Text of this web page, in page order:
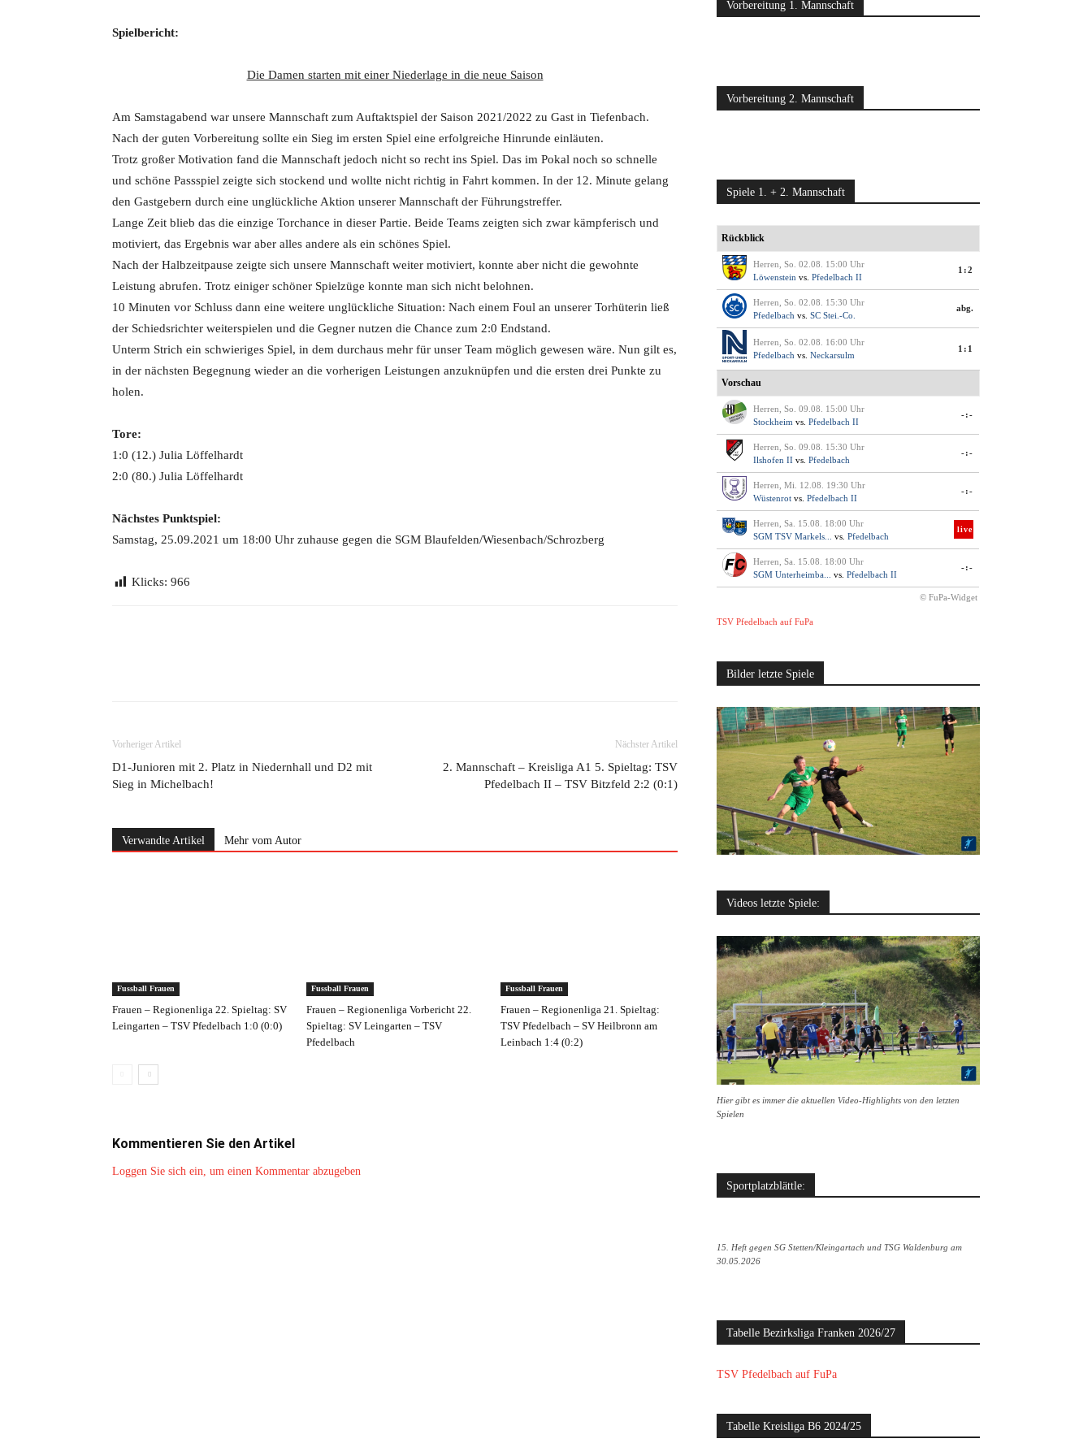
Spielbericht:
Die Damen starten mit einer Niederlage in die neue Saison
Am Samstagabend war unsere Mannschaft zum Auftaktspiel der Saison 2021/2022 zu Gast in Tiefenbach.
Nach der guten Vorbereitung sollte ein Sieg im ersten Spiel eine erfolgreiche Hinrunde einläuten.
Trotz großer Motivation fand die Mannschaft jedoch nicht so recht ins Spiel. Das im Pokal noch so schnelle
und schöne Passspiel zeigte sich stockend und wollte nicht richtig in Fahrt kommen. In der 12. Minute gelang
den Gastgebern durch eine unglückliche Aktion unserer Mannschaft der Führungstreffer.
Lange Zeit blieb das die einzige Torchance in dieser Partie. Beide Teams zeigten sich zwar kämpferisch und
motiviert, das Ergebnis war aber alles andere als ein schönes Spiel.
Nach der Halbzeitpause zeigte sich unsere Mannschaft weiter motiviert, konnte aber nicht die gewohnte
Leistung abrufen. Trotz einiger schöner Spielzüge konnte man sich nicht belohnen.
10 Minuten vor Schluss dann eine weitere unglückliche Situation: Nach einem Foul an unserer Torhüterin ließ
der Schiedsrichter weiterspielen und die Gegner nutzen die Chance zum 2:0 Endstand.
Unterm Strich ein schwieriges Spiel, in dem durchaus mehr für unser Team möglich gewesen wäre. Nun gilt es,
in der nächsten Begegnung wieder an die vorherigen Leistungen anzuknüpfen und die ersten drei Punkte zu
holen.
Tore:
1:0 (12.) Julia Löffelhardt
2:0 (80.) Julia Löffelhardt
Nächstes Punktspiel:
Samstag, 25.09.2021 um 18:00 Uhr zuhause gegen die SGM Blaufelden/Wiesenbach/Schrozberg
Klicks: 966
Vorheriger Artikel
D1-Junioren mit 2. Platz in Niedernhall und D2 mit
Sieg in Michelbach!
Nächster Artikel
2. Mannschaft – Kreisliga A1 5. Spieltag: TSV
Pfedelbach II – TSV Bitzfeld 2:2 (0:1)
Verwandte Artikel Mehr vom Autor
Fussball Frauen
Frauen – Regionenliga 22. Spieltag: SV
Leingarten – TSV Pfedelbach 1:0 (0:0)
Fussball Frauen
Frauen – Regionenliga Vorbericht 22.
Spieltag: SV Leingarten – TSV
Pfedelbach
Fussball Frauen
Frauen – Regionenliga 21. Spieltag:
TSV Pfedelbach – SV Heilbronn am
Leinbach 1:4 (0:2)
Kommentieren Sie den Artikel
Loggen Sie sich ein, um einen Kommentar abzugeben
Vorbereitung 1. Mannschaft
Vorbereitung 2. Mannschaft
Spiele 1. + 2. Mannschaft
Rückblick
Herren, So. 02.08. 15:00 Uhr
Löwenstein vs. Pfedelbach II
1:2
Herren, So. 02.08. 15:30 Uhr
Pfedelbach vs. SC Stei.-Co.
abg.
Herren, So. 02.08. 16:00 Uhr
Pfedelbach vs. Neckarsulm
1:1
Vorschau
Herren, So. 09.08. 15:00 Uhr
Stockheim vs. Pfedelbach II
-:-
Herren, So. 09.08. 15:30 Uhr
Ilshofen II vs. Pfedelbach
-:-
Herren, Mi. 12.08. 19:30 Uhr
Wüstenrot vs. Pfedelbach II
-:-
Herren, Sa. 15.08. 18:00 Uhr
SGM TSV Markels...
vs. Pfedelbach
live
Herren, Sa. 15.08. 18:00 Uhr
SGM Unterheimba...
vs. Pfedelbach II
-:-
© FuPa-Widget
TSV Pfedelbach auf FuPa
Bilder letzte Spiele
Videos letzte Spiele:
Hier gibt es immer die aktuellen Video-Highlights von den letzten
Spielen
Sportplatzblättle:
15. Heft gegen SG Stetten/Kleingartach und TSG Waldenburg am
30.05.2026
Tabelle Bezirksliga Franken 2026/27
TSV Pfedelbach auf FuPa
Tabelle Kreisliga B6 2024/25